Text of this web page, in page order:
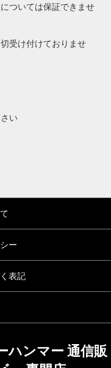
ついては保証できませ
受け付けておりませ
い
ー
表記
ハンマー 通信販